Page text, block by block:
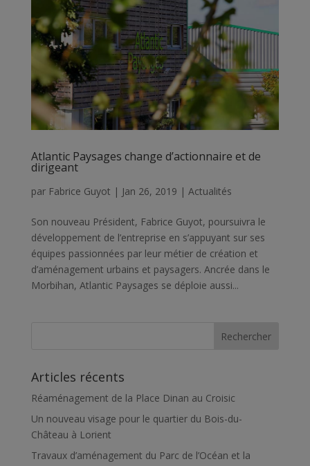
Atlantic Paysages change d’actionnaire et de
dirigeant
par Fabrice Guyot | Jan 26, 2019 | Actualités
Son nouveau Président, Fabrice Guyot, poursuivra le
développement de l’entreprise en s’appuyant sur ses
équipes passionnées par leur métier de création et
d’aménagement urbains et paysagers. Ancrée dans le
Morbihan, Atlantic Paysages se déploie aussi...
Articles récents
Réaménagement de la Place Dinan au Croisic
Un nouveau visage pour le quartier du Bois-du-
Château à Lorient
Travaux d’aménagement du Parc de l’Océan et la